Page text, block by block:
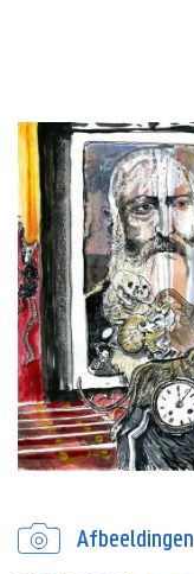
Afbeeldingen